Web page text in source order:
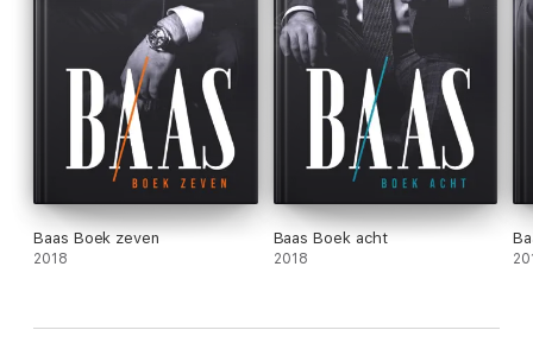
Baas Boek zeven
2018
Baas Boek acht
2018